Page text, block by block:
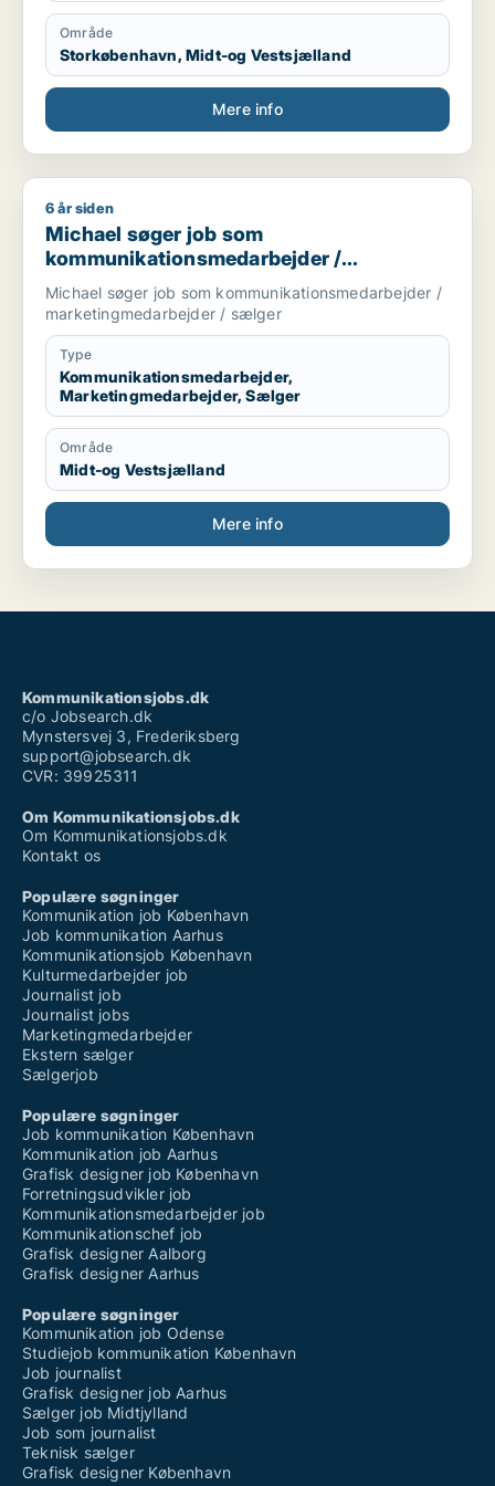
Område
Storkøbenhavn, Midt-og Vestsjælland
Mere info
Michael søger job som kommunikationsmedarbejder /
6 år siden
Michael søger job som
kommunikationsmedarbejder /
marketingmedarbejder / sælger
Michael søger job som kommunikationsmedarbejder /
marketingmedarbejder / sælger
Type
Kommunikationsmedarbejder,
Marketingmedarbejder, Sælger
Område
Midt-og Vestsjælland
Mere info
Kommunikationsjobs.dk
c/o Jobsearch.dk
Mynstersvej 3, Frederiksberg
support@jobsearch.dk
CVR: 39925311
Om Kommunikationsjobs.dk
Om Kommunikationsjobs.dk
Kontakt os
Populære søgninger
Kommunikation job København
Job kommunikation Aarhus
Kommunikationsjob København
Kulturmedarbejder job
Journalist job
Journalist jobs
Marketingmedarbejder
Ekstern sælger
Sælgerjob
Populære søgninger
Job kommunikation København
Kommunikation job Aarhus
Grafisk designer job København
Forretningsudvikler job
Kommunikationsmedarbejder job
Kommunikationschef job
Grafisk designer Aalborg
Grafisk designer Aarhus
Populære søgninger
Kommunikation job Odense
Studiejob kommunikation København
Job journalist
Grafisk designer job Aarhus
Sælger job Midtjylland
Job som journalist
Teknisk sælger
Grafisk designer København